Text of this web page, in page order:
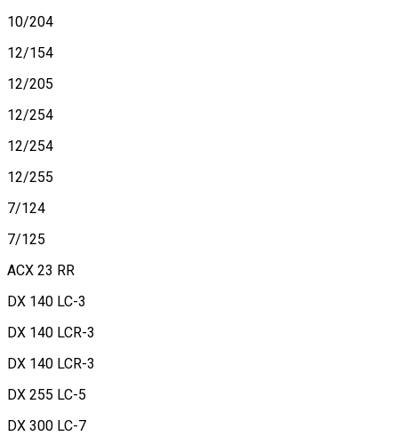
10/204
12/154
12/205
12/254
12/254
12/255
7/124
7/125
ACX 23 RR
DX 140 LC-3
DX 140 LCR-3
DX 140 LCR-3
DX 255 LC-5
DX 300 LC-7